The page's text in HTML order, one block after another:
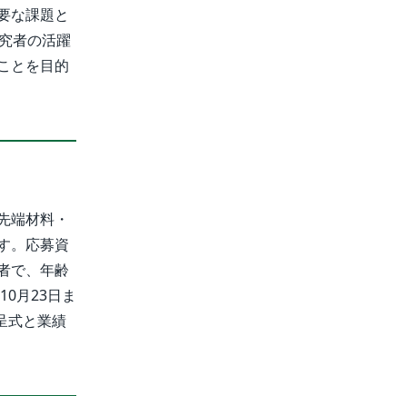
な課題と
者の活躍
とを目的
端材料・
。応募資
で、年齢
月23日ま
式と業績